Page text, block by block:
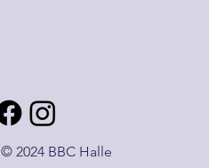
© 2024 BBC Halle